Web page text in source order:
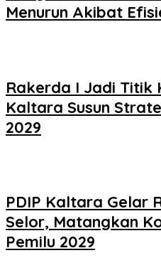
Menurun Akibat
Rakerda I Jadi Titik
Kaltara Susun
2029
PDIP Kaltara Gelar
Selor, Matangkan
Pemilu 2029